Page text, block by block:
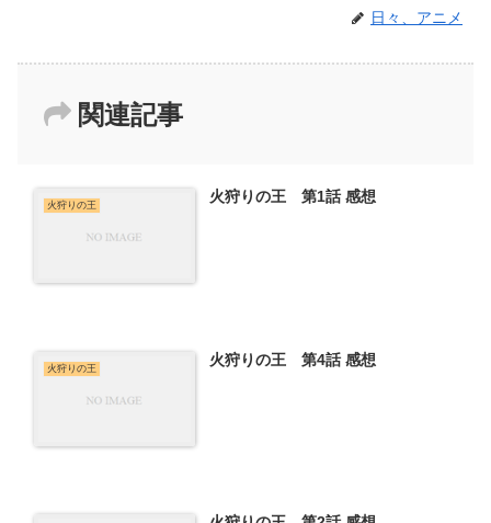
日々、アニメ
関連記事
火狩りの王 火狩りの王 第1話 感想
火狩りの王 火狩りの王 第4話 感想